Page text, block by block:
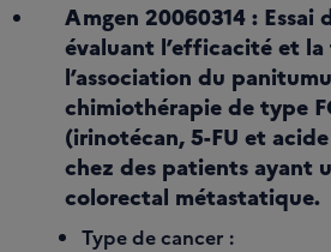
Amgen 20060314 : Essai
évaluant l’efficacité et
l’association du
chimiothérapie de type
(irinotécan, 5-FU et
chez des patients ayant
colorectal métastatique.
Type de cancer :